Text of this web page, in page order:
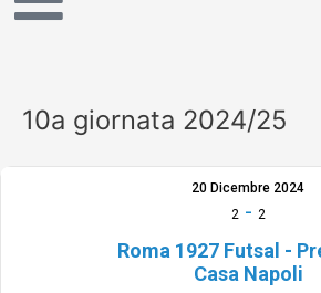
10a giornata 2024/25
20 Dicembre 2024
2- 2
Roma 1927 Futsal -
Casa Napoli